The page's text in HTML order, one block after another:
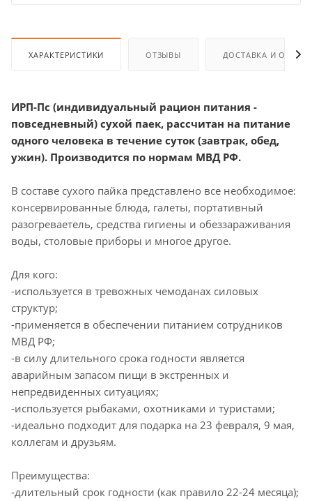
ХАРАКТЕРИСТИКИ ОТЗЫВЫ ДОСТАВКА И
ИРП-Пс (индивидуальный рацион питания -
повседневный) сухой паек, рассчитан на питание
одного человека в течение суток (завтрак, обед,
ужин). Производится по нормам МВД РФ.
В составе сухого пайка представлено все необходимое:
консервированные блюда, галеты, портативный
разогреваетель, средства гигиены и обеззараживания
воды, столовые приборы и многое другое.
Для кого:
-используется в тревожных чемоданах силовых
структур;
-применяется в обеспечении питанием сотрудников
МВД РФ;
-в силу длительного срока годности является
аварийным запасом пищи в экстренных и
непредвиденных ситуациях;
-используется рыбаками, охотниками и туристами;
-идеально подходит для подарка на 23 февраля, 9 мая,
коллегам и друзьям.
Преимущества:
-длительный срок годности (как правило 22-24 месяца);